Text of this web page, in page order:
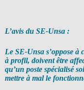
L’avis du SE-Unsa :
Le SE-Unsa s’oppose à
à profil, doivent être
qu’un poste spécialisé
mettre à mal le